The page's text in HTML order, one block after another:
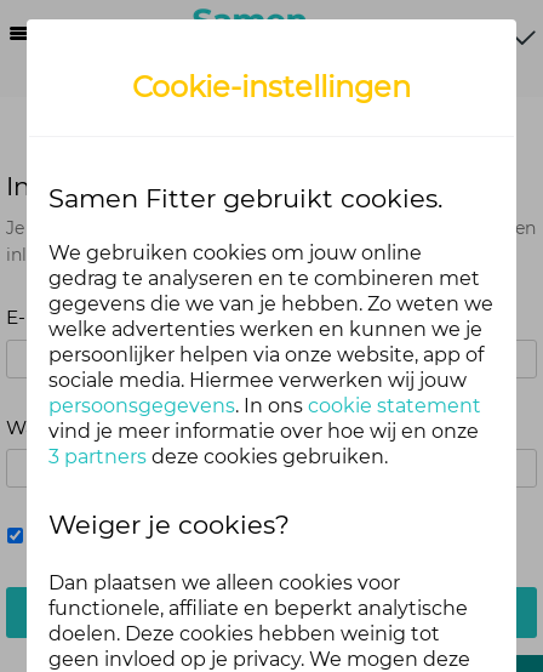
Inloggen
Je kunt met je Samen Fitter inloggegevens op alle onderdelen
inloggen. Dus één account voor website, app en webshop.
E-mailadres
Wachtwoord
Mij onthouden
Inloggen
Cookie-instellingen
Samen Fitter gebruikt cookies.
We gebruiken cookies om jouw online
gedrag te analyseren en te combineren met
gegevens die we van je hebben. Zo weten we
welke advertenties werken en kunnen we je
persoonlijker helpen via onze website, app of
sociale media. Hiermee verwerken wij jouw
persoonsgegevens. In onscookie statement
vind je meer informatie over hoe wij en onze
3 partners deze cookies gebruiken.
Weiger je cookies?
Dan plaatsen we alleen cookies voor
functionele, affiliate en beperkt analytische
doelen. Deze cookies hebben weinig tot
geen invloed op je privacy. We mogen deze